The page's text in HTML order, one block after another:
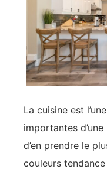
La cuisine est
importantes
d’en prendre le
couleurs